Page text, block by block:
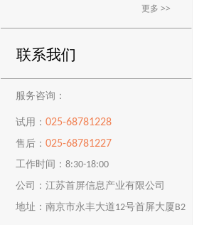
更多 >>
联系我们
服务咨询：
试用：025-68781228
售后：025-68781227
工作时间：8:30-18:00
公司：江苏首屏信息产业有限公司
地址：南京市永丰大道12号首屏大厦B2